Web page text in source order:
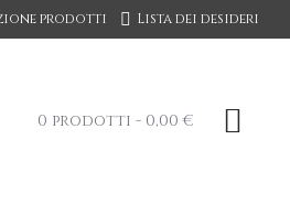
prodotti Lista dei desideri
0 prodotti - 0,00 €